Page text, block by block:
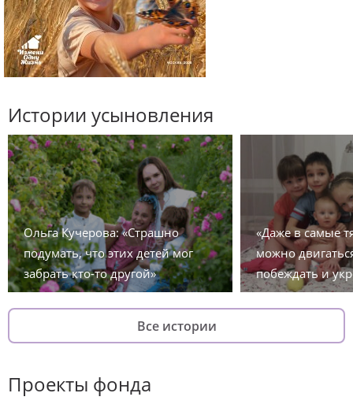
Истории усыновления
Ольга Кучерова: «Страшно
подумать, что этих детей мог
забрать кто-то другой»
«Даже в самые
можно
побеждать и
Все истории
Проекты фонда